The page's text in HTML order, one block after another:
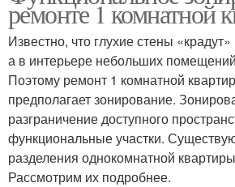
ремонте 1 комнатной
Известно, что глухие стены
а в интерьере небольших
Поэтому ремонт 1 комнатной
предполагает зонирование.
разграничение доступного
функциональные участки.
разделения однокомнатной
Рассмотрим их подробнее.